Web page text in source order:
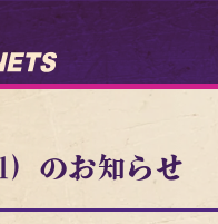
）のお知らせ